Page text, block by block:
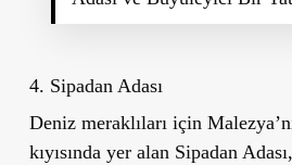
4. Sipadan Adası
Deniz meraklıları için
kıyısında yer alan Sipadan